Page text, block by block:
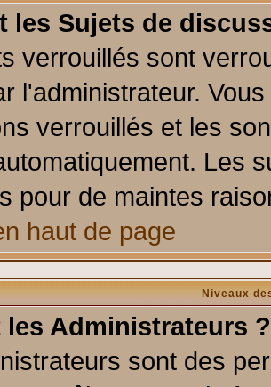
les Sujets de
verrouillés sont
l'administrateur.
verrouillés et les
Les
pour de maintes
haut de page
Niveaux
les Administrateurs ?
sont des